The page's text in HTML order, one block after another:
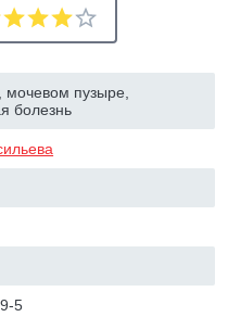
мочевом пузыре,
болезнь
5